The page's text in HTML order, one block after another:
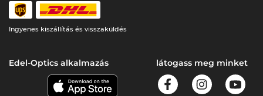
Ingyenes kiszállítás és visszaküldés
Edel-Optics alkalmazás látogass meg minket